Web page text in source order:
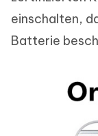
einschalten,
Batterie